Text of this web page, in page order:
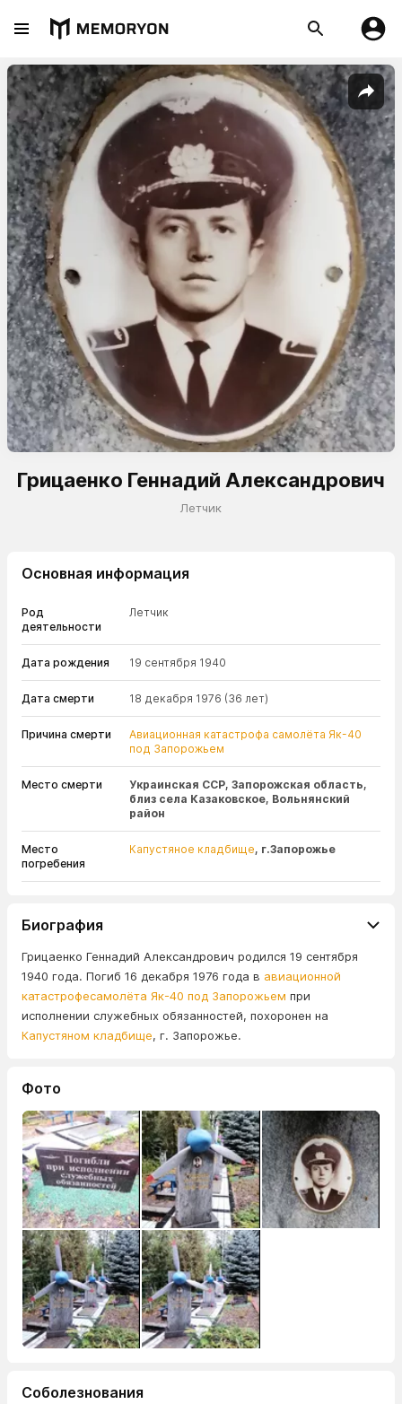
Грицаенко Геннадий Александрович
Летчик
Основная информация
Род
деятельности
Летчик
Дата рождения 19 сентября 1940
Дата смерти 18 декабря 1976 (36 лет)
Причина смерти
Авиационная катастрофа самолёта Як-40
под Запорожьем
Место смерти
Украинская ССР, Запорожская область,
близ села Казаковское, Вольнянский
район
Место
погребения
Капустяное кладбище, г.Запорожье
Биография
Грицаенко Геннадий Александрович родился 19 сентября
1940 года. Погиб 16 декабря 1976 года в авиационной
катастрофесамолёта Як-40 под Запорожьем при
исполнении служебных обязанностей, похоронен на
Капустяном кладбище, г. Запорожье.
Фото
Соболезнования